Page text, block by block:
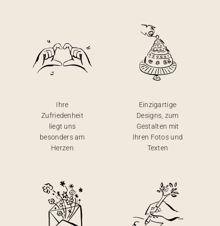
Ihre
Zufriedenheit
liegt uns
besonders am
Herzen
Einzigartige
Designs, zum
Gestalten mit
Ihren Fotos und
Texten